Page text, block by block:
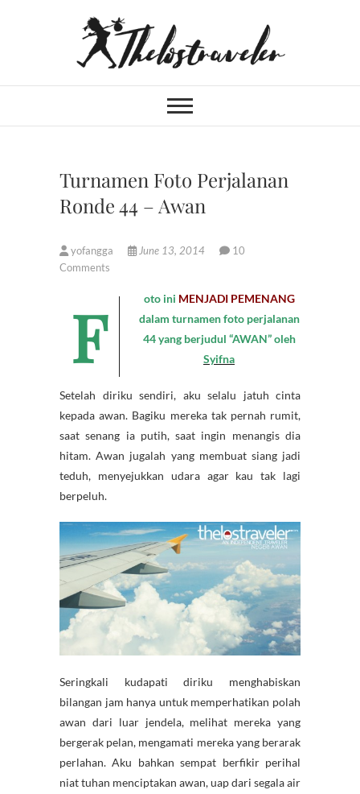
An Independent
Traveler
Turnamen Foto Perjalanan
Ronde 44 – Awan
yofangga June 13, 2014
10
Comments
Foto ini MENJADI PEMENANG
dalam turnamen foto perjalanan
44 yang berjudul “AWAN” oleh
Syifna
Setelah diriku sendiri, aku selalu jatuh cinta
kepada awan. Bagiku mereka tak pernah rumit,
saat senang ia putih, saat ingin menangis dia
hitam. Awan jugalah yang membuat siang jadi
teduh, menyejukkan udara agar kau tak lagi
berpeluh.
Seringkali kudapati diriku menghabiskan
bilangan jam hanya untuk memperhatikan polah
awan dari luar jendela, melihat mereka yang
bergerak pelan, mengamati mereka yang berarak
perlahan. Aku bahkan sempat berfikir perihal
niat tuhan menciptakan awan, uap dari segala air